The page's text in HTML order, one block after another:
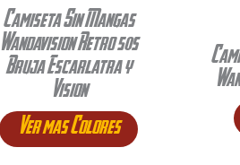
Camiseta Sin Mangas
Wandavision Retro 50s
Bruja Escarlatra y
Vision
Ver mas Colores